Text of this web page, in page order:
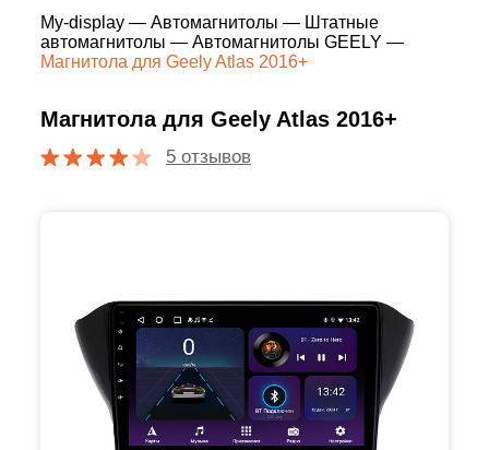
My-display — Автомагнитолы — Штатные
автомагнитолы — Автомагнитолы GEELY —
Магнитола для Geely Atlas 2016+
Магнитола для Geely Atlas 2016+
5 отзывов